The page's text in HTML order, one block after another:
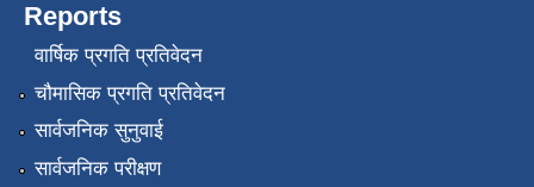
Reports
वार्षिक प्रगति प्रतिवेदन
चौमासिक प्रगति प्रतिवेदन
सार्वजनिक सुनुवाई
सार्वजनिक परीक्षण